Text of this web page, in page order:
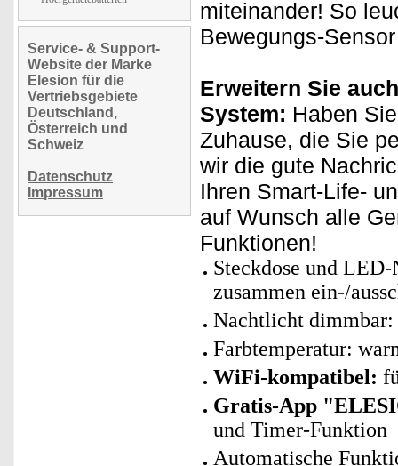
Service- & Support-
Website der Marke
Elesion für die
Vertriebsgebiete
Deutschland,
Österreich und
Schweiz
Datenschutz
Impressum
miteinander! So
Bewegungs-
Erweitern Sie
System: Haben
Zuhause, die Sie
wir die gute
Ihren Smart-Life-
auf Wunsch alle
Funktionen!
Steckdose und
zusammen ein-/
Nachtlicht dimmbar:
Farbtemperatur:
WiFi-kompatibel:
Gratis-App
und Timer-Funktion
Automatische